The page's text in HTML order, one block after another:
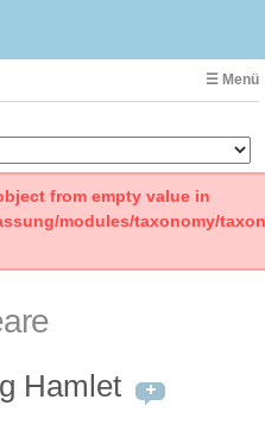
☰ Menü
from empty value in
modules/taxonomy/
Hamlet